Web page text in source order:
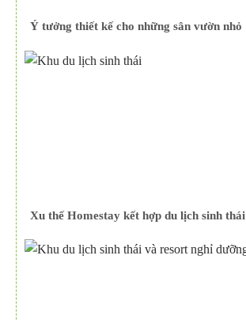
Ý tưởng thiết kế cho những sân vườn nhỏ
Xu thế Homestay kết hợp du lịch sinh thái